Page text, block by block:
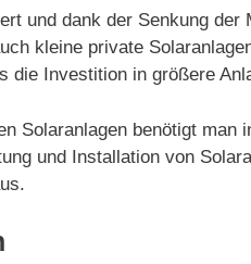
und dank der Senkung
kleine private
die Investition in größere
Solaranlagen benötigt
und Installation von